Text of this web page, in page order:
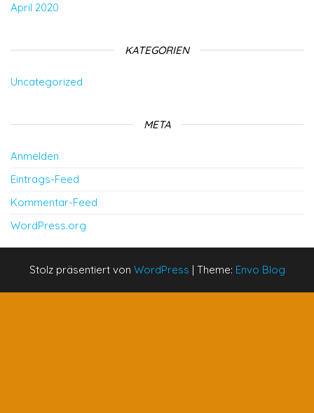
April 2020
KATEGORIEN
Uncategorized
META
Anmelden
Eintrags-Feed
Kommentar-Feed
WordPress.org
Stolz präsentiert von WordPress | Theme: Envo Blog